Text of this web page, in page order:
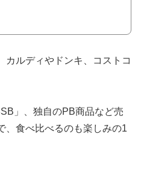
カルディやドンキ、コストコ
」、独自のPB商品など売
、食べ比べるのも楽しみの1